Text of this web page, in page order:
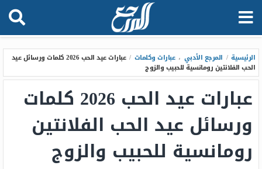
الرئيسية / المرجع الأدبي ، عبارات وكلمات /
عبارات عيد الحب 2026 كلمات ورسائل عيد
الحب الفلانتين رومانسية للحبيب والزوج
عبارات عيد الحب 2026 كلمات
ورسائل عيد الحب الفلانتين
رومانسية للحبيب والزوج